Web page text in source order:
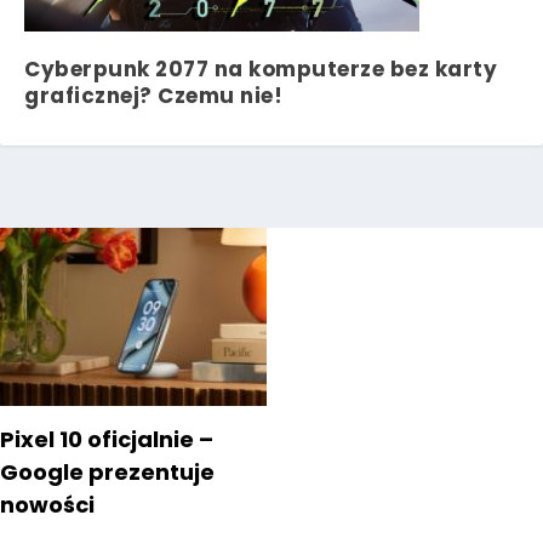
Cyberpunk 2077 na komputerze bez karty
graficznej? Czemu nie!
Pixel 10 oficjalnie –
Google prezentuje
nowości